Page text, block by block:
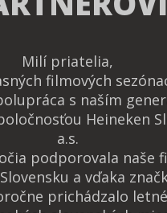
Milí priatelia,
filmových
s naším
Heineken
a.s.
podporovala naše
a vďaka
prichádzalo